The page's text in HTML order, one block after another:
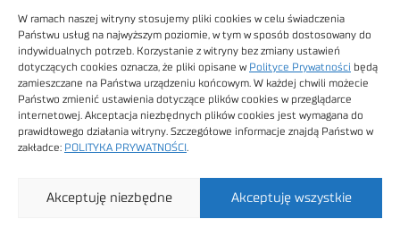
W ramach naszej witryny stosujemy pliki cookies w celu świadczenia
Państwu usług na najwyższym poziomie, w tym w sposób dostosowany do
indywidualnych potrzeb. Korzystanie z witryny bez zmiany ustawień
dotyczących cookies oznacza, że pliki opisane w Polityce Prywatności będą
zamieszczane na Państwa urządzeniu końcowym. W każdej chwili możecie
Państwo zmienić ustawienia dotyczące plików cookies w przeglądarce
internetowej. Akceptacja niezbędnych plików cookies jest wymagana do
prawidłowego działania witryny. Szczegółowe informacje znajdą Państwo w
zakładce: POLITYKA PRYWATNOŚCI
Akceptuję wszystkie
Akceptuję niezbędne
Regulamin sklepu
Obrazy stockowe
autorstwa
Technologiczny